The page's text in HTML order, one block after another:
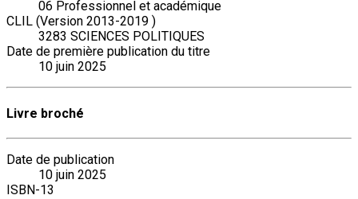
06 Professionnel et académique
CLIL (Version 2013-2019 )
3283 SCIENCES POLITIQUES
Date de première publication du titre
10 juin 2025
Livre broché
Date de publication
10 juin 2025
ISBN-13